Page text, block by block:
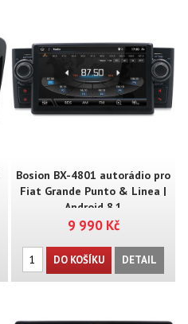
Bosion BX-4801 autorádio pro
Fiat Grande Punto & Linea |
Android 8.1
9 990 Kč
DO KOŠÍKU DETAIL